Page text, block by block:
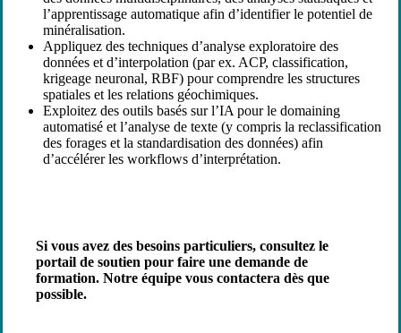
l’apprentissage automatique afin d’identifier le potentiel de
minéralisation.
Appliquez des techniques d’analyse exploratoire des
données et d’interpolation (par ex. ACP, classification,
krigeage neuronal, RBF) pour comprendre les structures
spatiales et les relations géochimiques.
Exploitez des outils basés sur l’IA pour le domaining
automatisé et l’analyse de texte (y compris la reclassification
des forages et la standardisation des données) afin
d’accélérer les workflows d’interprétation.
Si vous avez des besoins particuliers, consultez le
portail de soutien pour faire une demande de
formation. Notre équipe vous contactera dès que
possible.